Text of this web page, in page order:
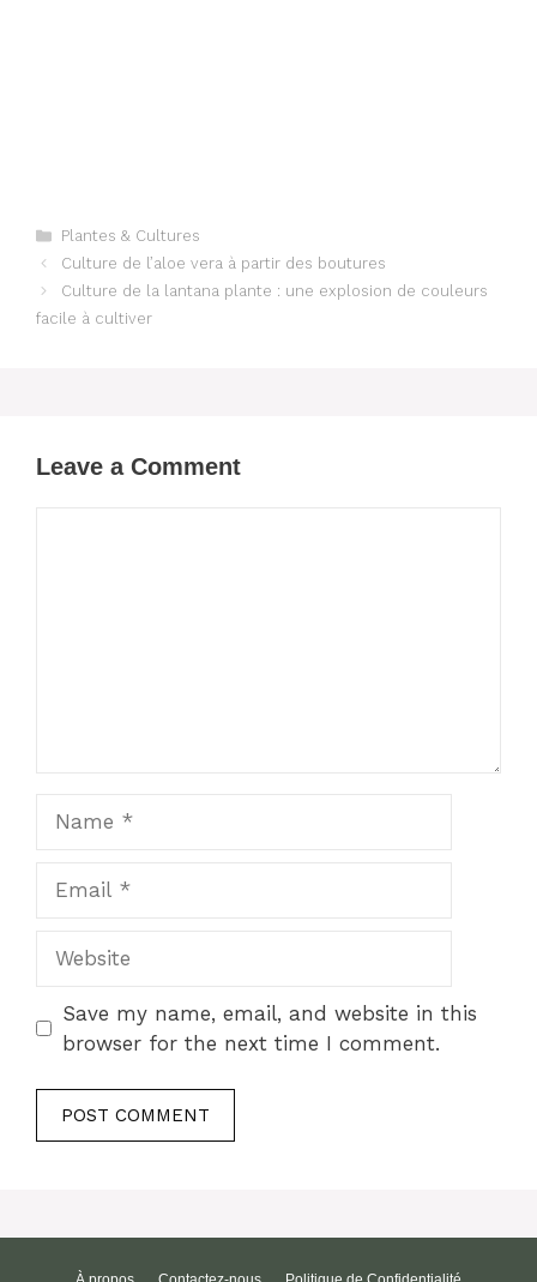
Categories
Plantes & Cultures
Culture de l’aloe vera à partir des boutures
Culture de la lantana plante : une explosion de couleurs
facile à cultiver
Leave a Comment
Save my name, email, and website in this
browser for the next time I comment.